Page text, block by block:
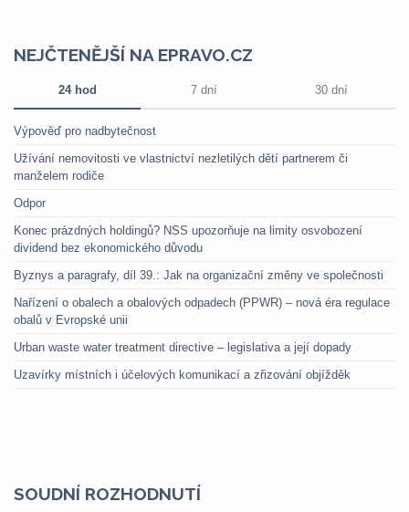
NEJČTENĚJŠÍ NA EPRAVO.CZ
24 hod 7 dní 30 dní
Výpověď pro nadbytečnost
Užívání nemovitosti ve vlastnictví nezletilých dětí partnerem či
manželem rodiče
Odpor
Konec prázdných holdingů? NSS upozorňuje na limity osvobození
dividend bez ekonomického důvodu
Byznys a paragrafy, díl 39.: Jak na organizační změny ve společnosti
Nařízení o obalech a obalových odpadech (PPWR) – nová éra regulace
obalů v Evropské unii
Urban waste water treatment directive – legislativa a její dopady
Uzavírky místních i účelových komunikací a zřizování objížděk
SOUDNÍ ROZHODNUTÍ